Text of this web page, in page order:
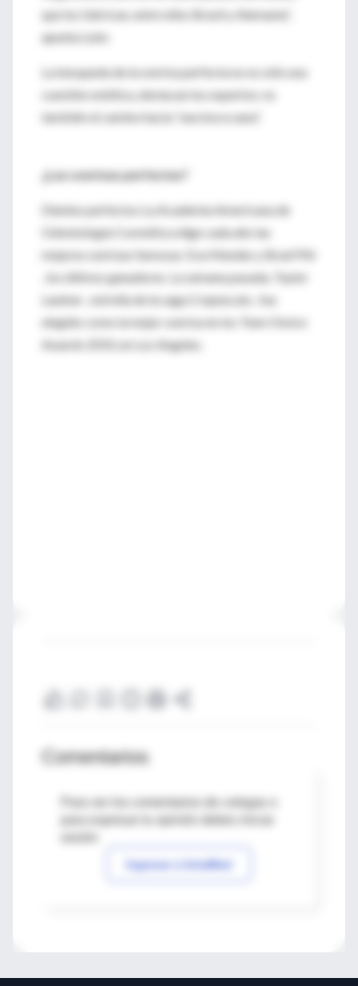
que los fabrican, entre ellos Brasil y Alemania”,
apunta León.
La búsqueda de la sonrisa perfecta no es sólo una
cuestión estética, destacan los expertos: es
también el camino hacia “una boca sana”.
¿Las sonrisas perfectas?
Dientes perfectos La Academia Americana de
Odontología Cosmética elige cada año las
mejores sonrisas famosas: Eva Mendes y Brad Pitt
, los últimos ganadores. La semana pasada, Taylor
Lautner , estrella de la saga Crepúsculo , fue
elegido como la mejor sonrisa en los Teen Choice
Awards 2010, en Los Angeles.
Comentarios
Para ver los comentarios de colegas o
Ingresar a IntraMed